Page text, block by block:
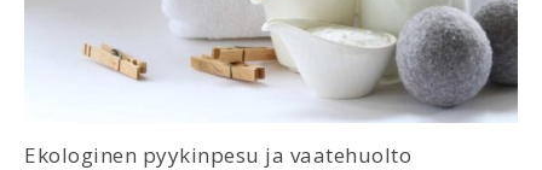
Ekologinen pyykinpesu ja vaatehuolto